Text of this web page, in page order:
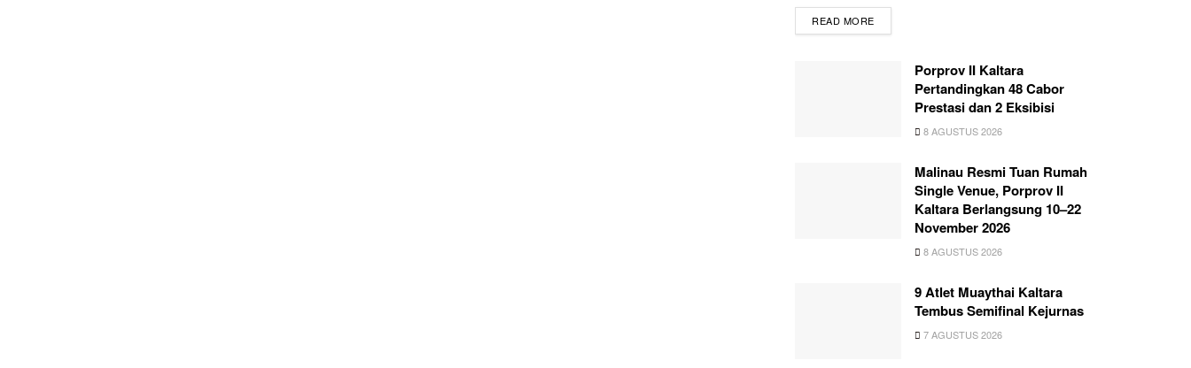
READ MORE
Porprov II Kaltara
Pertandingkan 48 Cabor
Prestasi dan 2 Eksibisi
8 AGUSTUS 2026
Malinau Resmi Tuan Rumah
Single Venue, Porprov II
Kaltara Berlangsung 10–22
November 2026
8 AGUSTUS 2026
9 Atlet Muaythai Kaltara
Tembus Semifinal Kejurnas
7 AGUSTUS 2026